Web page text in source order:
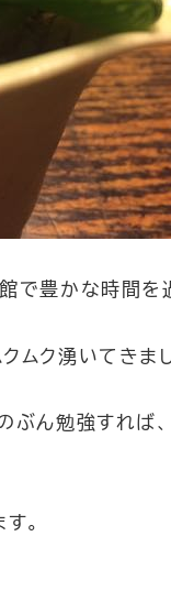
で豊かな時間を
ムク湧いてきまし
ぶん勉強すれば
。